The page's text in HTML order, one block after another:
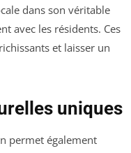
dans son véritable
avec les résidents. Ces
et laisser un
uniques
permet également